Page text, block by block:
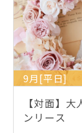
9月[平日]
【対面】
ンリース